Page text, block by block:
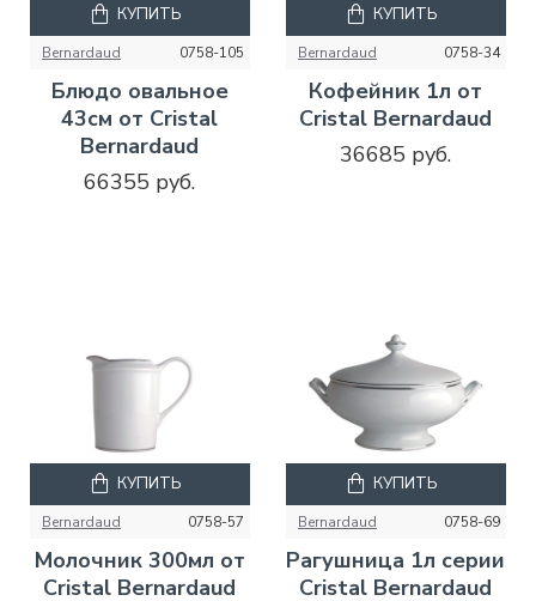
Bernardaud 0758-105
Блюдо овальное
43см от Cristal
Bernardaud
66355 руб.
КУПИТЬ
Bernardaud 0758-34
Кофейник 1л от
Cristal Bernardaud
36685 руб.
КУПИТЬ
Bernardaud 0758-57
Молочник 300мл от
Cristal Bernardaud
КУПИТЬ
Bernardaud 0758-69
Рагушница 1л серии
Cristal Bernardaud
КУПИТЬ